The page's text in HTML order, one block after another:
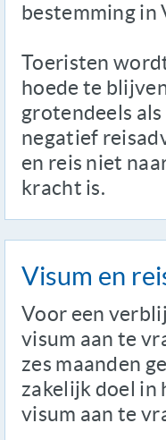
bestemming in
Toeristen
hoede te
grotendeels
negatief
en reis niet
kracht is.
Visum en
Voor een
visum aan te
zes maanden
zakelijk doel in
visum aan te